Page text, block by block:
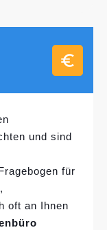
und sind
für
oft an Ihnen